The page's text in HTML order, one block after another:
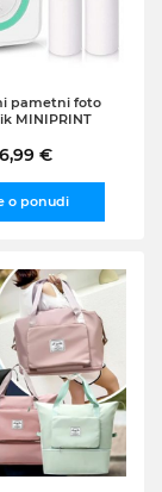
pametni foto
MINIPRINT
€
o ponudi